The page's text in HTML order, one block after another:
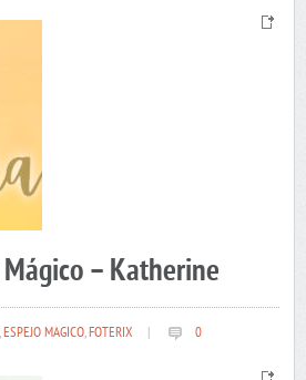
– Katherine
,ESPEJO MAGICO,FOTERIX 0